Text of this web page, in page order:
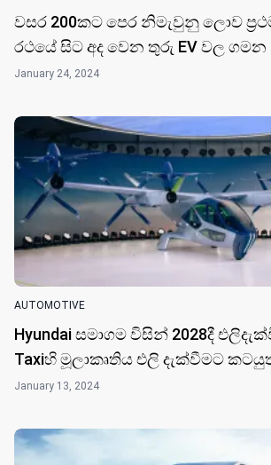
වසර 200කට පෙර නිමැවුනු ලොව
රථයේ සිට අද වෙන තුරු EV වල ගම​න
January 24, 2024
AUTOMOTIVE
Hyundai සමාගම විසින් 2028දී
Taxiහි මූලාකෘතිය එලි දැක්වීමට
January 13, 2024